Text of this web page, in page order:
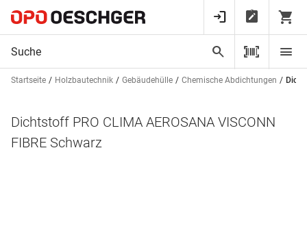
Startseite Holzbautechnik Gebäudehülle Chemische Abdichtungen
Dichtstoff PRO CLIMA AEROSANA VISCONN
FIBRE Schwarz